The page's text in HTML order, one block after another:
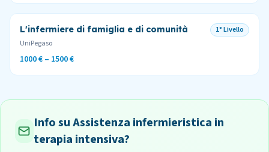
L'infermiere di famiglia e di comunità
1° Livello
UniPegaso
1000 € – 1500 €
Info su Assistenza infermieristica in
terapia intensiva?